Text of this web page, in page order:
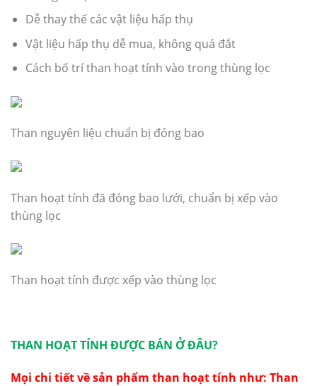
Dễ thay thế các vật liệu hấp thụ
Vật liệu hấp thụ dễ mua, không quá đắt
Cách bố trí than hoạt tính vào trong thùng lọc
Than nguyên liệu chuẩn bị đóng bao
Than hoạt tính đã đóng bao lưới, chuẩn bị xếp vào
thùng lọc
Than hoạt tính được xếp vào thùng lọc
THAN HOẠT TÍNH ĐƯỢC BÁN Ở ĐÂU?
Mọi chi tiết về sản phẩm than hoạt tính như: Than